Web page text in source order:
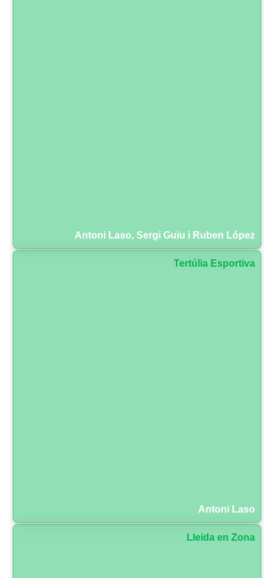
Antoni Laso, Sergi Guiu i Ruben López
Tertúlia Esportiva
Antoni Laso
Lleida en Zona